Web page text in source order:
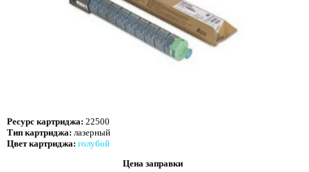
Ресурс картриджа: 22500
Тип картриджа: лазерный
Цвет картриджа: голубой
Цена заправки